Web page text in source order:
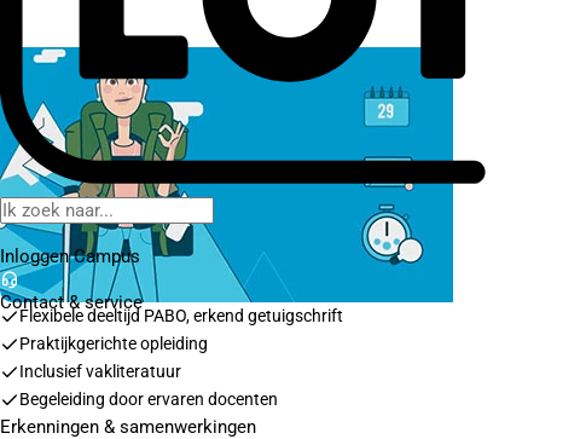
Inloggen Campus
Contact& service
Flexibele deeltijd PABO, erkend getuigschrift
Praktijkgerichte opleiding
Inclusief vakliteratuur
Begeleiding door ervaren docenten
Erkenningen & samenwerkingen